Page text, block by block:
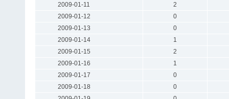
2009-01-11
2
2009-01-12
0
2009-01-13
0
2009-01-14
1
2009-01-15
2
2009-01-16
1
2009-01-17
0
2009-01-18
0